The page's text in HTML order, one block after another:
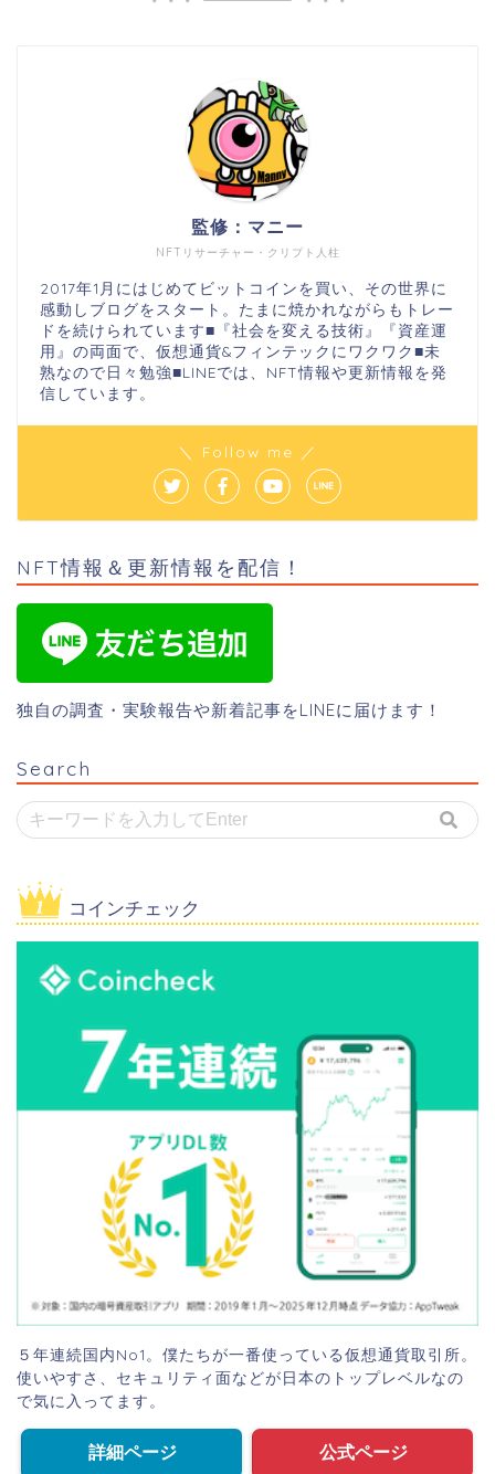
NFTリサーチャー・クリプト人柱
監修：マニー
2017年1月にはじめてビットコインを買い、その世界に
感動しブログをスタート。たまに焼かれながらもトレー
ドを続けられています■『社会を変える技術』『資産運
用』の両面で、仮想通貨&フィンテックにワクワク■未
熟なので日々勉強■LINEでは、NFT情報や更新情報を発
信しています。
＼ Follow me ／
NFT情報＆更新情報を配信！
独自の調査・実験報告や新着記事をLINEに届けます！
Search
コインチェック
５年連続国内No1。僕たちが一番使っている仮想通貨取引所。
使いやすさ、セキュリティ面などが日本のトップレベルなの
で気に入ってます。
詳細ページ 公式ページ